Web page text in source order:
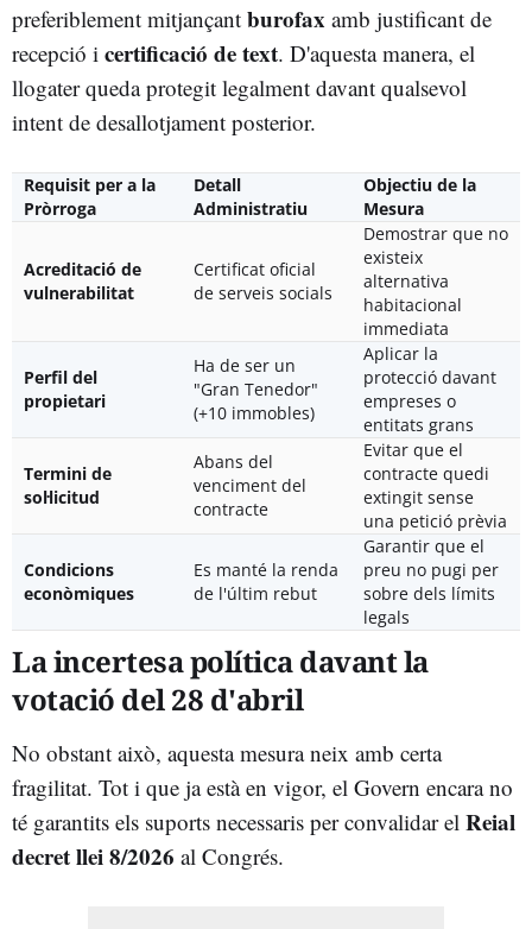
preferiblement mitjançant burofax amb justificant de
recepció i certificació de text. D'aquesta manera, el
llogater queda protegit legalment davant qualsevol
intent de desallotjament posterior.
Requisit per a la
Pròrroga
Detall
Administratiu
Objectiu de la
Mesura
Acreditació de
vulnerabilitat
Certificat oficial
de serveis socials
Demostrar que no
existeix
alternativa
habitacional
immediata
Perfil del
propietari
Ha de ser un
"Gran Tenedor"
(+10 immobles)
Aplicar la
protecció davant
empreses o
entitats grans
Termini de
sol·licitud
Abans del
venciment del
contracte
Evitar que el
contracte quedi
extingit sense
una petició prèvia
Condicions
econòmiques
Es manté la renda
de l'últim rebut
Garantir que el
preu no pugi per
sobre dels límits
legals
La incertesa política davant la
votació del 28 d'abril
No obstant això, aquesta mesura neix amb certa
fragilitat. Tot i que ja està en vigor, el Govern encara no
té garantits els suports necessaris per convalidar el Reial
decret llei 8/2026 al Congrés.